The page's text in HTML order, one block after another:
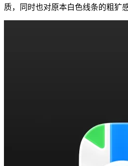
质，同时也对原本白色线条的粗犷